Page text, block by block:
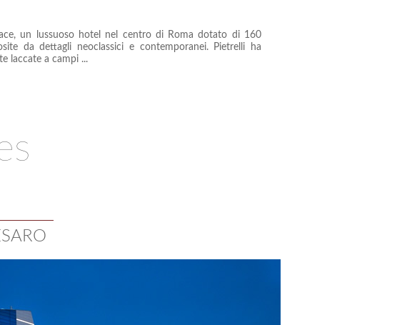
un lussuoso hotel nel centro di Roma dotato di 160
da dettagli neoclassici e contemporanei. Pietrelli ha
laccate a campi ...